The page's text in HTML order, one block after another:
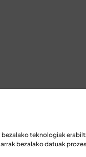
teknologiak
bezalako datuak